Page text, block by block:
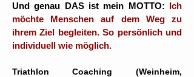
Und genau DAS ist mein MOTTO: Ich
möchte Menschen auf dem Weg zu
ihrem Ziel begleiten. So persönlich und
individuell wie möglich.
Triathlon Coaching (Weinheim,